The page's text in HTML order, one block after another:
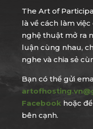
The Art of
là về cách làm
nghệ thuật mở ra
luận cùng nhau,
nghe và chia sẻ
Bạn có thể gửi
Facebookhoặc
bên cạnh.